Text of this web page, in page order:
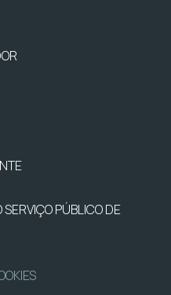
PÚBLICO DE